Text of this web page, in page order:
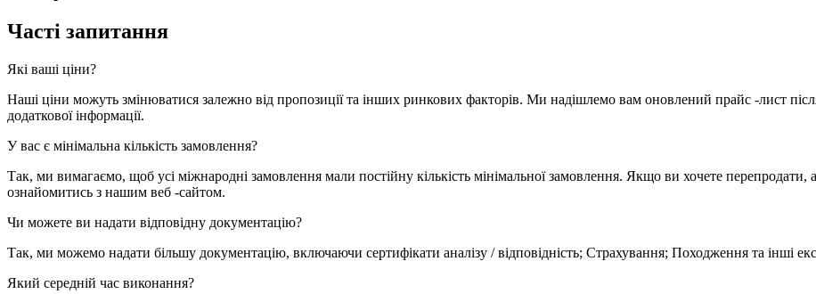
Часті запитання
Які ваші ціни?
Наші ціни можуть змінюватися залежно від пропозиції та інших ринкових факторів. Ми надішлемо вам оновлений прайс -лист
додаткової інформації.
У вас є мінімальна кількість замовлення?
Так, ми вимагаємо, щоб усі міжнародні замовлення мали постійну кількість мінімальної замовлення. Якщо ви хочете
ознайомитись з нашим веб -сайтом.
Чи можете ви надати відповідну документацію?
Так, ми можемо надати більшу документацію, включаючи сертифікати аналізу / відповідність; Страхування; Походження та інші
Який середній час виконання?